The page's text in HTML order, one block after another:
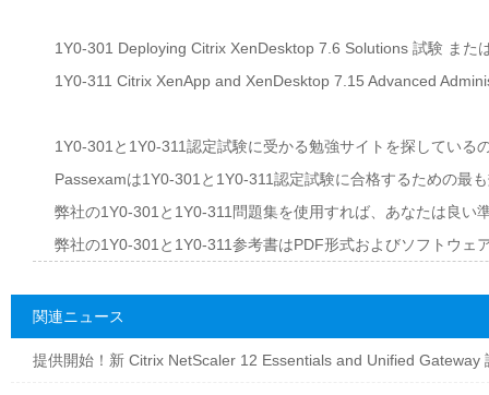
1Y0-301 Deploying Citrix XenDesktop 7.6 Solutions 試験 また
1Y0-311 Citrix XenApp and XenDesktop 7.15 Advanced
1Y0-301と1Y0-311認定試験に受かる勉強サイトを探してい
Passexamは1Y0-301と1Y0-311認定試験に合格するための最
弊社の1Y0-301と1Y0-311問題集を使用すれば、あなたは良い
弊社の1Y0-301と1Y0-311参考書はPDF形式およびソフトウェ
関連ニュース
提供開始！新 Citrix NetScaler 12 Essentials and Unified Gateway